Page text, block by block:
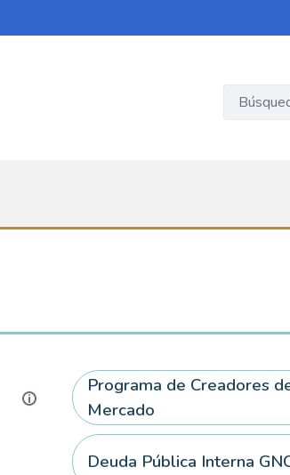
Programa de Creadores
Mercado
Deuda Pública Interna